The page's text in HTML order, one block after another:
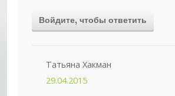
Войдите, чтобы ответить
Татьяна Хакман
29.04.2015